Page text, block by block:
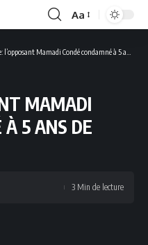
Font
Aa
Mamadi Condé condamné à 5 ans de prison ferme
MAMADI
À 5 ANS DE
3 Min de lecture